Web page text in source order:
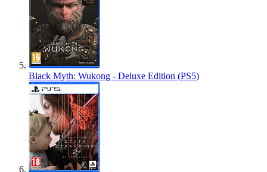
Black Myth: Wukong - Deluxe Edition (PS5)